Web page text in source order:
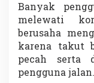
l
a
m
J
i
Banyak
melewati
berusaha
karena takut
pecah serta
pengguna jalan.